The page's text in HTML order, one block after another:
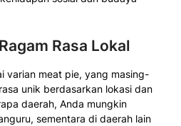
Rasa Lokal
varian meat pie, yang masing-
unik berdasarkan lokasi dan
daerah, Anda mungkin
sementara di daerah lain